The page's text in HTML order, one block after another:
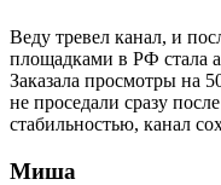
Веду тревел канал, и
площадками в РФ стала
Заказала просмотры на
не проседали сразу
стабильностью, канал
Миша